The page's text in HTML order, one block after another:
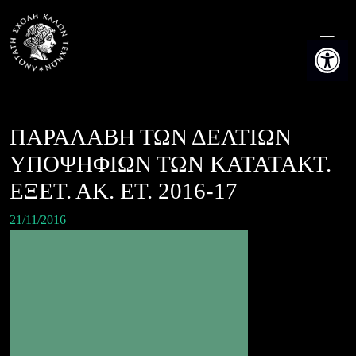
Ανοίξτε
content
ΠΑΡΑΛΑΒΗ ΤΩΝ ΔΕΛΤΙΩΝ
ΥΠΟΨΗΦΙΩΝ ΤΩΝ ΚΑΤΑΤΑΚΤ.
ΕΞΕΤ. ΑΚ. ΕΤ. 2016-17
21/11/2016